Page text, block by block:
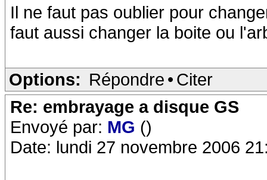
Il ne faut pas oublier pour
faut aussi changer la boite ou
Options: Répondre • Citer
Re: embrayage a disque GS
Envoyé par: MG ()
Date: lundi 27 novembre 2006